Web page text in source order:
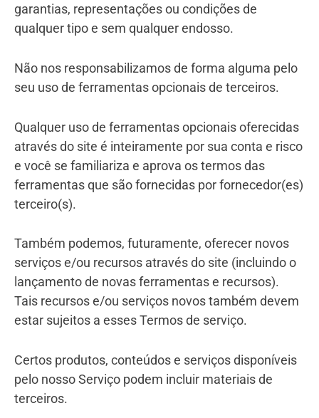
garantias, representações ou condições de
qualquer tipo e sem qualquer endosso.
Não nos responsabilizamos de forma alguma pelo
seu uso de ferramentas opcionais de terceiros.
Qualquer uso de ferramentas opcionais oferecidas
através do site é inteiramente por sua conta e risco
e você se familiariza e aprova os termos das
ferramentas que são fornecidas por fornecedor(es)
terceiro(s).
Também podemos, futuramente, oferecer novos
serviços e/ou recursos através do site (incluindo o
lançamento de novas ferramentas e recursos).
Tais recursos e/ou serviços novos também devem
estar sujeitos a esses Termos de serviço.
Certos produtos, conteúdos e serviços disponíveis
pelo nosso Serviço podem incluir materiais de
terceiros.